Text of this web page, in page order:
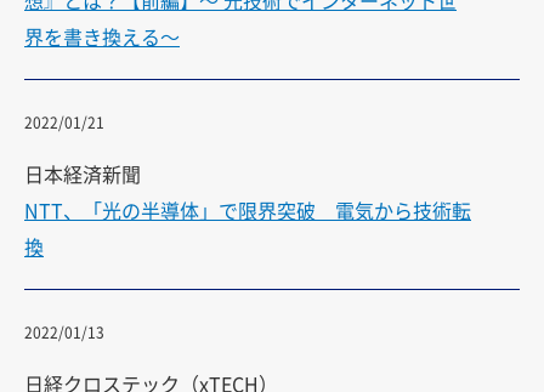
界を書き換える〜
2022/01/21
日本経済新聞
NTT、「光の半導体」で限界突破 電気から技術転
換
2022/01/13
日経クロステック（xTECH）